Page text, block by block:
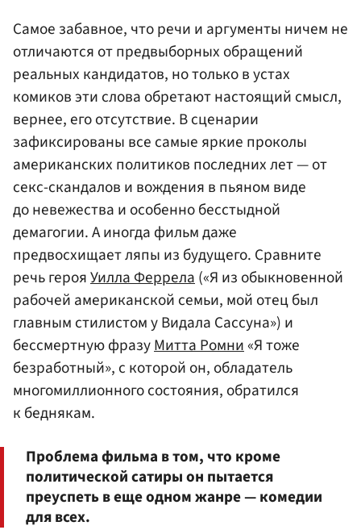
Самое забавное, что речи и аргументы ничем не
отличаются от предвыборных обращений
реальных кандидатов, но только в устах
комиков эти слова обретают настоящий смысл,
вернее, его отсутствие. В сценарии
зафиксированы все самые яркие проколы
американских политиков последних лет — от
секс-скандалов и вождения в пьяном виде
до невежества и особенно бесстыдной
демагогии. А иногда фильм даже
предвосхищает ляпы из будущего. Сравните
речь герояУилла Феррела(«Я из обыкновенной
рабочей американской семьи, мой отец был
главным стилистом у Видала Сассуна») и
бессмертную фразуМитта Ромни«Я тоже
безработный», с которой он, обладатель
многомиллионного состояния, обратился
к беднякам.
Проблема фильма в том, что кроме
политической сатиры он пытается
преуспеть в еще одном жанре — комедии
для всех.